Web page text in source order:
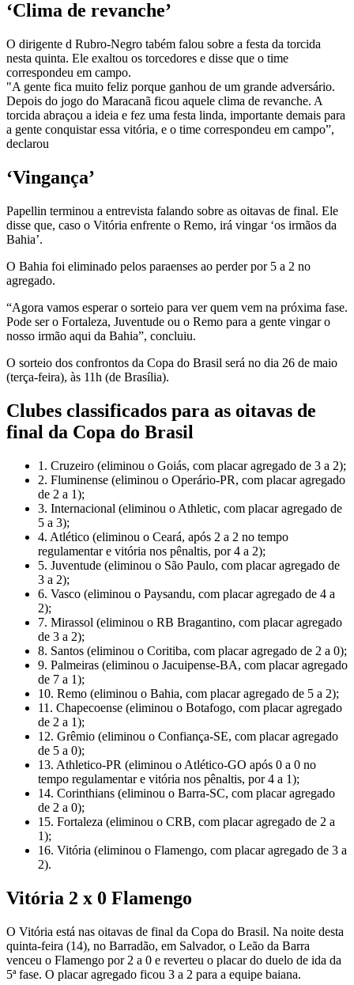
‘Clima de revanche’
O dirigente d Rubro-Negro tabém falou sobre a festa da torcida
nesta quinta. Ele exaltou os torcedores e disse que o time
correspondeu em campo.
"A gente fica muito feliz porque ganhou de um grande adversário.
Depois do jogo do Maracanã ficou aquele clima de revanche. A
torcida abraçou a ideia e fez uma festa linda, importante demais para
a gente conquistar essa vitória, e o time correspondeu em campo”,
declarou
‘Vingança’
Papellin terminou a entrevista falando sobre as oitavas de final. Ele
disse que, caso o Vitória enfrente o Remo, irá vingar ‘os irmãos da
Bahia’.
O Bahia foi eliminado pelos paraenses ao perder por 5 a 2 no
agregado.
“Agora vamos esperar o sorteio para ver quem vem na próxima fase.
Pode ser o Fortaleza, Juventude ou o Remo para a gente vingar o
nosso irmão aqui da Bahia”, concluiu.
O sorteio dos confrontos da Copa do Brasil será no dia 26 de maio
(terça-feira), às 11h (de Brasília).
Clubes classificados para as oitavas de
final da Copa do Brasil
1. Cruzeiro (eliminou o Goiás, com placar agregado de 3 a 2);
2. Fluminense (eliminou o Operário-PR, com placar agregado
de 2 a 1);
3. Internacional (eliminou o Athletic, com placar agregado de
5 a 3);
4. Atlético (eliminou o Ceará, após 2 a 2 no tempo
regulamentar e vitória nos pênaltis, por 4 a 2);
5. Juventude (eliminou o São Paulo, com placar agregado de
3 a 2);
6. Vasco (eliminou o Paysandu, com placar agregado de 4 a
2);
7. Mirassol (eliminou o RB Bragantino, com placar agregado
de 3 a 2);
8. Santos (eliminou o Coritiba, com placar agregado de 2 a 0);
9. Palmeiras (eliminou o Jacuipense-BA, com placar agregado
de 7 a 1);
10. Remo (eliminou o Bahia, com placar agregado de 5 a 2);
11. Chapecoense (eliminou o Botafogo, com placar agregado
de 2 a 1);
12. Grêmio (eliminou o Confiança-SE, com placar agregado
de 5 a 0);
13. Athletico-PR (eliminou o Atlético-GO após 0 a 0 no
tempo regulamentar e vitória nos pênaltis, por 4 a 1);
14. Corinthians (eliminou o Barra-SC, com placar agregado
de 2 a 0);
15. Fortaleza (eliminou o CRB, com placar agregado de 2 a
1);
16. Vitória (eliminou o Flamengo, com placar agregado de 3 a
2).
Vitória 2 x 0 Flamengo
O Vitória está nas oitavas de final da Copa do Brasil. Na noite desta
quinta-feira (14), no Barradão, em Salvador, o Leão da Barra
venceu o Flamengo por 2 a 0 e reverteu o placar do duelo de ida da
5ª fase. O placar agregado ficou 3 a 2 para a equipe baiana.